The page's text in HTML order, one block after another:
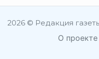
2026 © Редакция
О проекте